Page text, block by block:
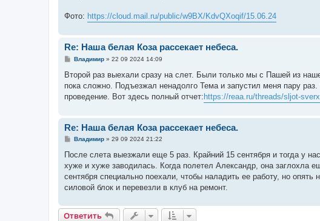
Фото: https://cloud.mail.ru/public/w9BX/KdvQXoqif/15.06.24
Re: Наша белая Коза рассекает небеса.
С
о
щ
е
Владимир» 22 09 2024 14:09
Второй раз выехали сразу на слет. Были только мы с Пашей из
пока сложно. Подъезжал ненадолго Тема и запустил меня пару
проведение. Вот здесь полный отчет:https://reaa.ru/threads/sljot-
Re: Наша белая Коза рассекает небеса.
С
о
щ
е
и
Владимир» 29 09 2024 21:22
После слета выезжали еще 5 раз. Крайний 15 сентября и тогда у
хуже и хуже заводилась. Когда полетел Александр, она
сентября специально поехали, чтобы наладить ее работу, но
силовой блок и перевезли в клуб на ремонт.
Ответить